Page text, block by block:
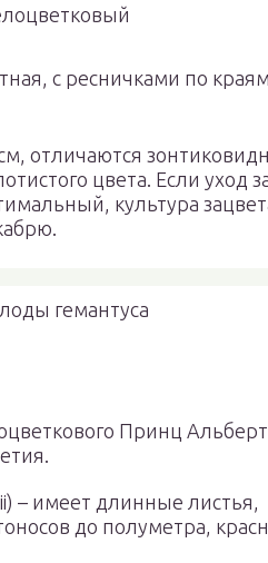
с ресничками по
отличаются
цвета. Если уход
культура
гемантуса
Принц
– имеет длинные листья,
до полуметра,